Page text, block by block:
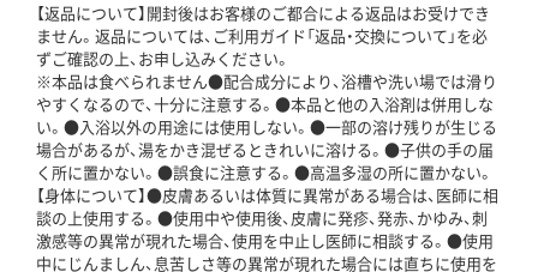
【返品について】開封後はお客様のご都合による返品はお受けでき
ません。返品については、ご利用ガイド「返品・交換について」を必
ずご確認の上、お申し込みください。
※本品は食べられません●配合成分により、浴槽や洗い場では滑り
やすくなるので、十分に注意する。●本品と他の入浴剤は併用しな
い。●入浴以外の用途には使用しない。●一部の溶け残りが生じる
場合があるが、湯をかき混ぜるときれいに溶ける。●子供の手の届
く所に置かない。●誤食に注意する。●高温多湿の所に置かない。
【身体について】●皮膚あるいは体質に異常がある場合は、医師に相
談の上使用する。●使用中や使用後、皮膚に発疹、発赤、かゆみ、刺
激感等の異常が現れた場合、使用を中止し医師に相談する。●使用
中にじんましん、息苦しさ等の異常が現れた場合には直ちに使用を